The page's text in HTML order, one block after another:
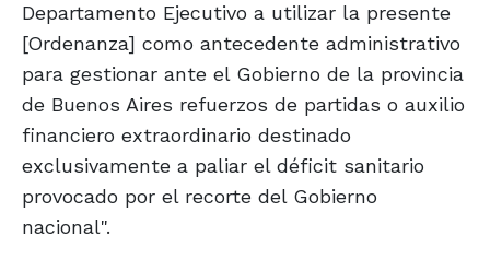
Departamento Ejecutivo a utilizar la presente
[Ordenanza] como antecedente administrativo
para gestionar ante el Gobierno de la provincia
de Buenos Aires refuerzos de partidas o auxilio
financiero extraordinario destinado
exclusivamente a paliar el déficit sanitario
provocado por el recorte del Gobierno
nacional".